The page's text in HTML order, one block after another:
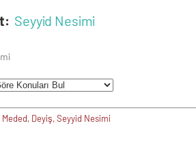
Seyyid Nesimi
Deyiş, Seyyid Nesimi